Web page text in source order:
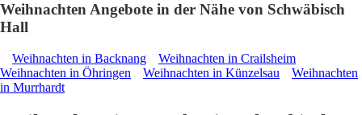
Weihnachten Angebote in der Nähe von Schwäbisch
Hall
Weihnachten in Backnang
Weihnachten in Crailsheim
Weihnachten in Öhringen
Weihnachten in Künzelsau
Weihnachten
in Murrhardt